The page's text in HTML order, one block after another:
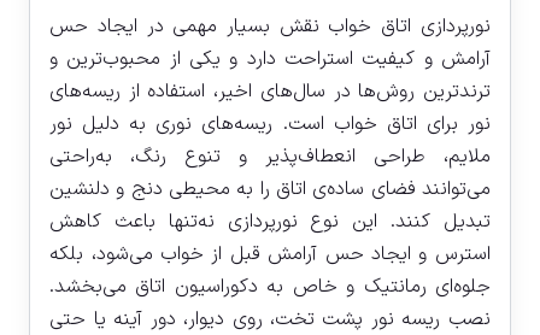
نورپردازی اتاق خواب نقش بسیار مهمی در ایجاد حس
آرامش و کیفیت استراحت دارد و یکی از محبوب‌ترین و
ترندترین روش‌ها در سال‌های اخیر، استفاده از ریسه‌های
نور برای اتاق خواب است. ریسه‌های نوری به دلیل نور
ملایم، طراحی انعطاف‌پذیر و تنوع رنگ، به‌راحتی
می‌توانند فضای ساده‌ی اتاق را به محیطی دنج و دلنشین
تبدیل کنند. این نوع نورپردازی نه‌تنها باعث کاهش
استرس و ایجاد حس آرامش قبل از خواب می‌شود، بلکه
جلوه‌ای رمانتیک و خاص به دکوراسیون اتاق می‌بخشد.
نصب ریسه نور پشت تخت، روی دیوار، دور آینه یا حتی